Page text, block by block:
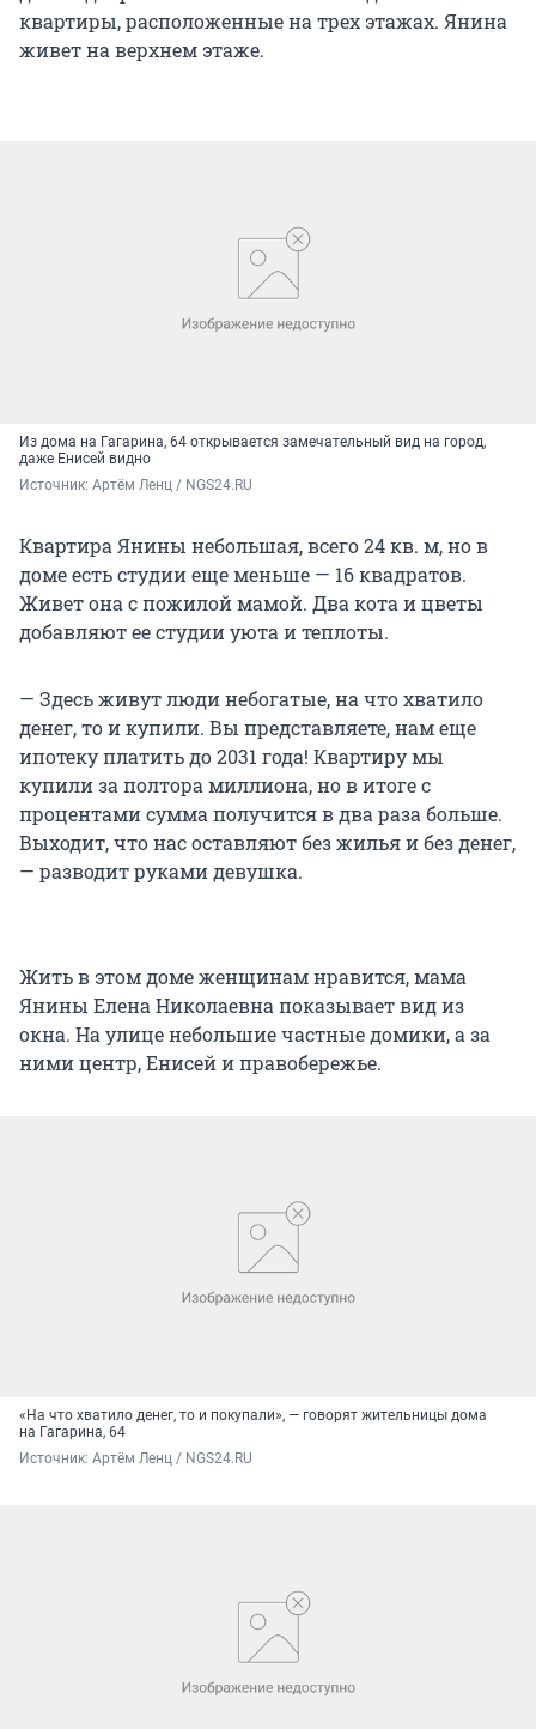
квартиры, расположенные на трех этажах. Янина
живет на верхнем этаже.
Из дома на Гагарина, 64 открывается замечательный вид на город,
даже Енисей видно
Источник: Артём Ленц / NGS24.RU
Квартира Янины небольшая, всего 24 кв. м, но в
доме есть студии еще меньше — 16 квадратов.
Живет она с пожилой мамой. Два кота и цветы
добавляют ее студии уюта и теплоты.
— Здесь живут люди небогатые, на что хватило
денег, то и купили. Вы представляете, нам еще
ипотеку платить до 2031 года! Квартиру мы
купили за полтора миллиона, но в итоге с
процентами сумма получится в два раза больше.
Выходит, что нас оставляют без жилья и без денег,
— разводит руками девушка.
Жить в этом доме женщинам нравится, мама
Янины Елена Николаевна показывает вид из
окна. На улице небольшие частные домики, а за
ними центр, Енисей и правобережье.
«На что хватило денег, то и покупали», — говорят жительницы дома
на Гагарина, 64
Источник: Артём Ленц / NGS24.RU